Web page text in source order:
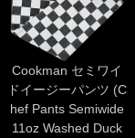
Cookman セミワイ
ドイージーパンツ (C
hef Pants Semiwide
11oz Washed Duck